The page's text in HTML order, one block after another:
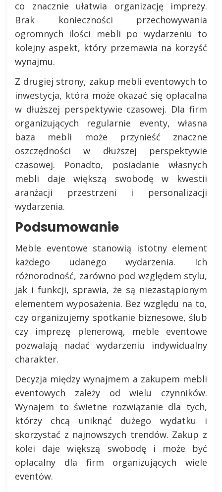
co znacznie ułatwia organizację imprezy.
Brak konieczności przechowywania
ogromnych ilości mebli po wydarzeniu to
kolejny aspekt, który przemawia na korzyść
wynajmu.
Z drugiej strony, zakup mebli eventowych to
inwestycja, która może okazać się opłacalna
w dłuższej perspektywie czasowej. Dla firm
organizujących regularnie eventy, własna
baza mebli może przynieść znaczne
oszczędności w dłuższej perspektywie
czasowej. Ponadto, posiadanie własnych
mebli daje większą swobodę w kwestii
aranżacji przestrzeni i personalizacji
wydarzenia.
Podsumowanie
Meble eventowe stanowią istotny element
każdego udanego wydarzenia. Ich
różnorodność, zarówno pod względem stylu,
jak i funkcji, sprawia, że są niezastąpionym
elementem wyposażenia. Bez względu na to,
czy organizujemy spotkanie biznesowe, ślub
czy imprezę plenerową, meble eventowe
pozwalają nadać wydarzeniu indywidualny
charakter.
Decyzja między wynajmem a zakupem mebli
eventowych zależy od wielu czynników.
Wynajem to świetne rozwiązanie dla tych,
którzy chcą uniknąć dużego wydatku i
skorzystać z najnowszych trendów. Zakup z
kolei daje większą swobodę i może być
opłacalny dla firm organizujących wiele
eventów.